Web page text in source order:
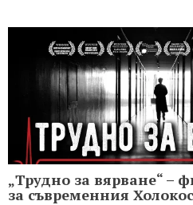
„Трудно за вярване“ –
за съвременния